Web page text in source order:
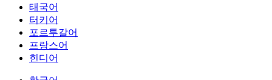
태국어
터키어
포르투갈어
프랑스어
힌디어